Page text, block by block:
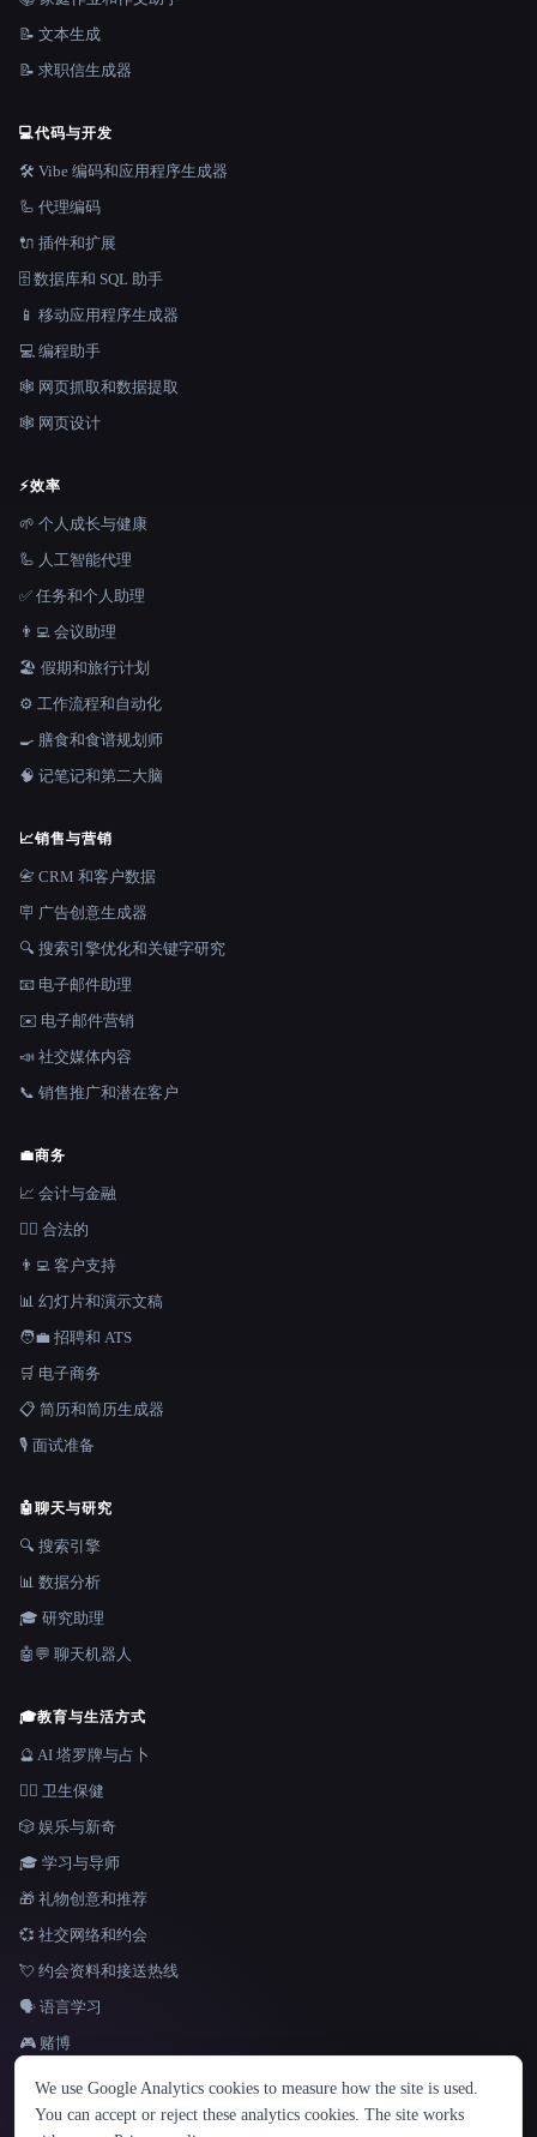
语言
English español Français Русский 简体中文
Hindi
📝 文本生成
📝 求职信生成器
💻代码与开发
🛠️ Vibe 编码和应用程序生成器
🦾 代理编码
🔌 插件和扩展
🗄️ 数据库和 SQL 助手
📱 移动应用程序生成器
💻 编程助手
🕸️ 网页抓取和数据提取
🕸 网页设计
⚡效率
🌱 个人成长与健康
🦾 人工智能代理
✅ 任务和个人助理
👨‍💻 会议助理
🏖 假期和旅行计划
⚙️ 工作流程和自动化
🍳 膳食和食谱规划师
🧠 记笔记和第二大脑
📈销售与营销
📇 CRM 和客户数据
🪧 广告创意生成器
🔍 搜索引擎优化和关键字研究
📧 电子邮件助理
✉️ 电子邮件营销
📣 社交媒体内容
📞 销售推广和潜在客户
💼商务
📈 会计与金融
👩‍⚖️ 合法的
👨‍💻 客户支持
📊 幻灯片和演示文稿
🧑‍💼 招聘和 ATS
🛒 电子商务
📋 简历和简历生成器
🎙️ 面试准备
🤖聊天与研究
🔍 搜索引擎
📊 数据分析
🎓 研究助理
🤖💬 聊天机器人
🎓教育与生活方式
🔮 AI 塔罗牌与占卜
👩‍⚕️ 卫生保健
🎲 娱乐与新奇
🎓 学习与导师
🎁 礼物创意和推荐
💞 社交网络和约会
💘 约会资料和接送热线
🗣️ 语言学习
🎮 赌博
We use Google Analytics cookies to measure how the site is used.
You can accept or reject these analytics cookies. The site works